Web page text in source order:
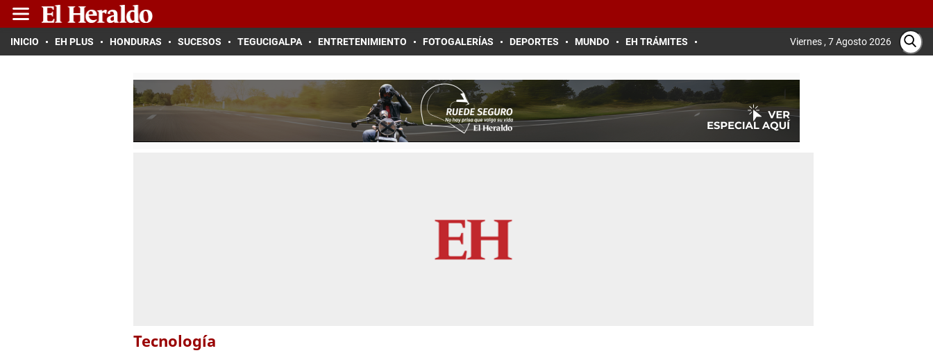
INICIO EH PLUS HONDURAS SUCESOS TEGUCIGALPA ENTRETENIMIENTO FOTOGALERÍAS DEPORTES MUNDO EH TRÁMITES Viernes , 7 Agosto 2026
Tecnología